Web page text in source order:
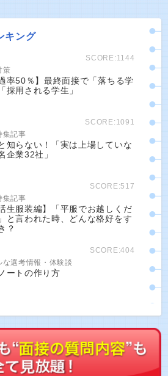
キング
SCORE:1144
策
率50％】最終面接で「落ちる学
採用される学生」
SCORE:1091
集記事
知らない！「実は上場していな
企業32社」
SCORE:517
集記事
生服装編】「平服でお越しくだ
と言われた時、どんな格好をす
？
SCORE:404
な選考情報・体験談
ートの作り方